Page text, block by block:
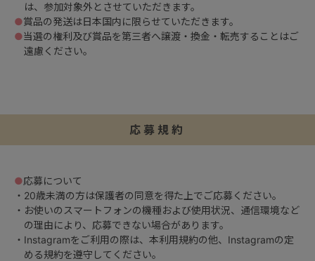
は、参加対象外とさせていただきます。
●賞品の発送は日本国内に限らせていただきます。
●当選の権利及び賞品を第三者へ譲渡・換金・転売することはご
遠慮ください。
応募規約
●応募について
・20歳未満の方は保護者の同意を得た上でご応募ください。
・お使いのスマートフォンの機種および使用状況、通信環境など
の理由により、応募できない場合があります。
・Instagramをご利用の際は、本利用規約の他、Instagramの定
める規約を遵守してください。